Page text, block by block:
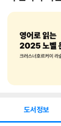
도서정보